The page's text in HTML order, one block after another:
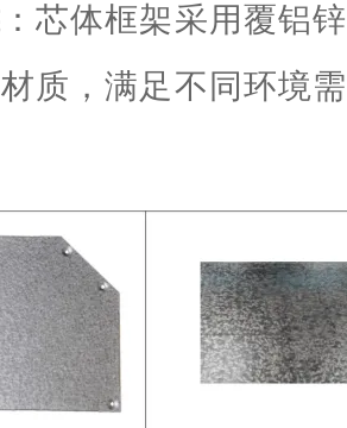
：芯体框架采用覆铝
质，满足不同环境